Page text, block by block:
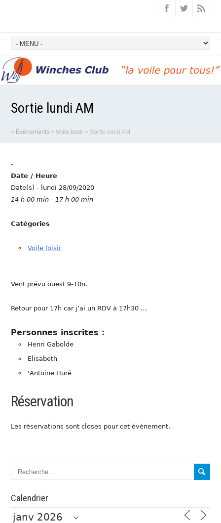
Sortie lundi AM
> Évènements >Voile loisir > Sortie lundi AM
-
Date / Heure
Date(s) - lundi 28/09/2020
14 h 00 min - 17 h 00 min
Catégories
Voile loisir
Vent prévu ouest 9-10n.
Retour pour 17h car j’ai un RDV à 17h30 …
Personnes inscrites :
Henri Gabolde
Elisabeth
'Antoine Huré
Réservation
Les réservations sont closes pour cet évènement.
Calendrier